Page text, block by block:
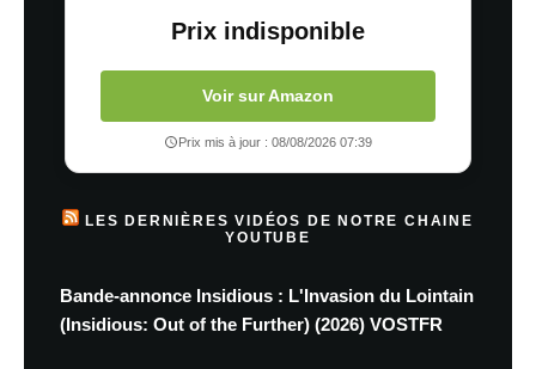
Prix indisponible
Voir sur Amazon
Prix mis à jour : 08/08/2026 07:39
LES DERNIÈRES VIDÉOS DE NOTRE CHAINE
YOUTUBE
Bande-annonce Insidious : L'Invasion du Lointain
(Insidious: Out of the Further) (2026) VOSTFR